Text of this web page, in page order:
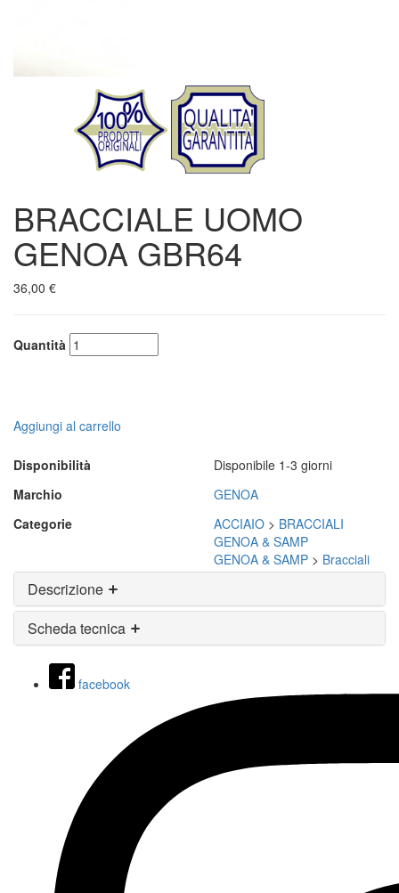
BRACCIALE UOMO
GENOA GBR64
36,00 €
Quantità
Aggiungi al carrello
Disponibilità
Disponibile 1-3 giorni
Marchio
GENOA
Categorie
ACCIAIO > BRACCIALI
GENOA & SAMP
GENOA & SAMP > Bracciali
Descrizione
Scheda tecnica
facebook